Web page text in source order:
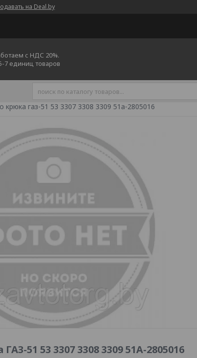
на Deal.by
с НДС 20%.
7 единиц товаров
крюка газ-51 53 3307 3308 3309 51а-2805016
51 53 3307 3308 3309 51А-2805016